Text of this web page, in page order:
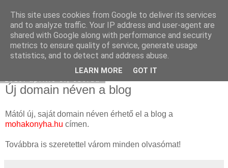
Moha Konyha
Új domain néven a blog
Mától új, saját domain néven érhető el a blog a
mohakonyha.hu címen.
Továbbra is szeretettel várom minden olvasómat!
This site uses cookies from Google to deliver its services
and to analyze traffic. Your IP address and user-agent are
shared with Google along with performance and security
metrics to ensure quality of service, generate usage
statistics, and to detect and address abuse.
LEARN MORE GOT IT